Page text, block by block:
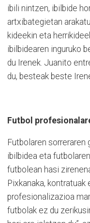
ibili nintzen, ibilbide
artxibategietan
kideekin eta
ibilbidearen inguruko
du Irenek. Juanito
du, besteak beste
Futbol
Futbolaren sorreraren
ibilbidea eta
futbolean hasi
Pixkanaka,
profesionalizazioa
futbolak ez du